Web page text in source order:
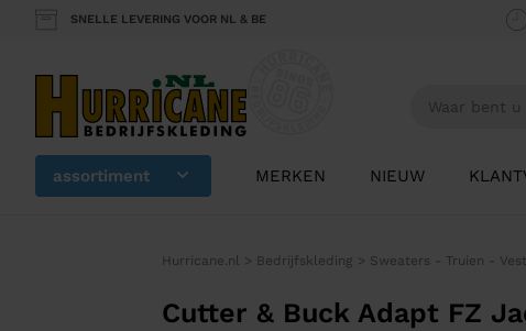
SNELLE LEVERING VOOR NL & BE
assortiment MERKEN NIEUW
Hurricane.nl > Bedrijfskleding > Sweaters - Truien -
Cutter & Buck Adapt FZ